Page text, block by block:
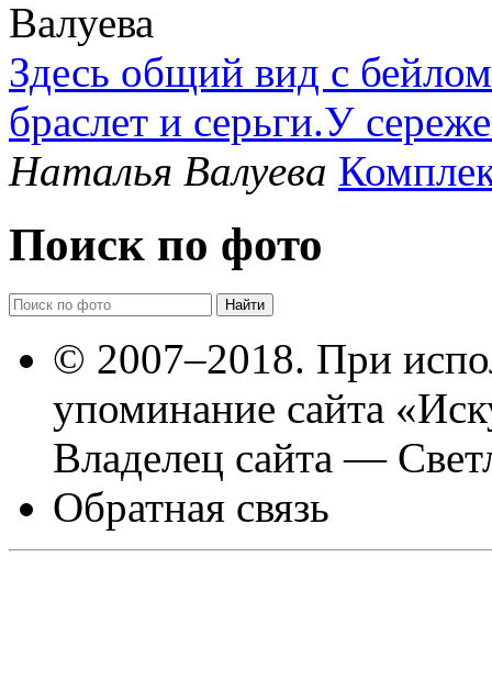
Здесь общий вид с
браслет и серьги.У
Наталья Валуева
Поиск по фото
© 2007–2018. При
упоминание сайта
Владелец сайта —
Обратная связь